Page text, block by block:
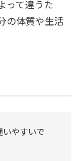
って違うた
の体質や生活
やすいで